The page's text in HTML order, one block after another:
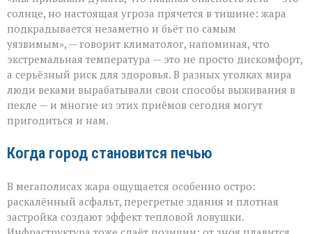
просит
разрешения — она
просто
приходит»
солнце, но настоящая угроза прячется в тишине: жара
подкрадывается незаметно и бьёт по самым
уязвимым», — говорит климатолог, напоминая, что
экстремальная температура — это не просто дискомфорт,
а серьёзный риск для здоровья. В разных уголках мира
люди веками вырабатывали свои способы выживания в
пекле — и многие из этих приёмов сегодня могут
пригодиться и нам.
Когда город становится печью
В мегаполисах жара ощущается особенно остро:
раскалённый асфальт, перегретые здания и плотная
застройка создают эффект тепловой ловушки.